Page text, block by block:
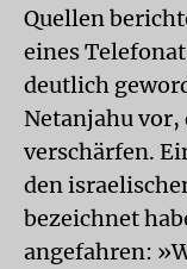
Quellen
eines
deutlich
Netanjahu vor,
verschärfen.
den
bezeichnet
angefahren: